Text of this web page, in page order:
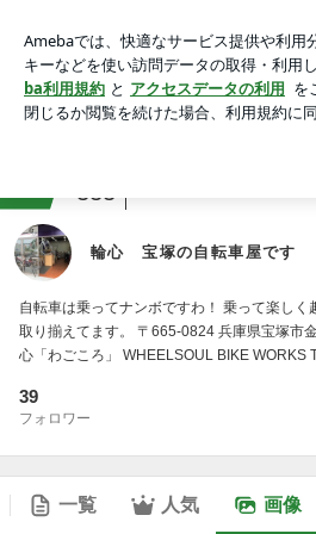
アプリをダウンロードして ブログの更新
ょう。
333
輪心 宝塚の自転車屋です
自転車は乗ってナンボですわ！ 乗って楽しく
取り揃えてます。 〒665-0824 兵庫県宝塚市
心「わごころ」 WHEELSOUL BIKE WORKS
39
フォロワー
一覧 人気 画像